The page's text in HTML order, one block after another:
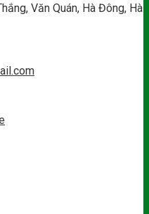
Văn Quán, Hà Đông, Hà